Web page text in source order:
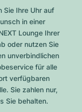
Sie Ihre Uhr auf
in einer
Lounge Ihrer
oder nutzen Sie
unverbindlichen
für alle
verfügbaren
Sie zahlen nur,
Sie behalten.